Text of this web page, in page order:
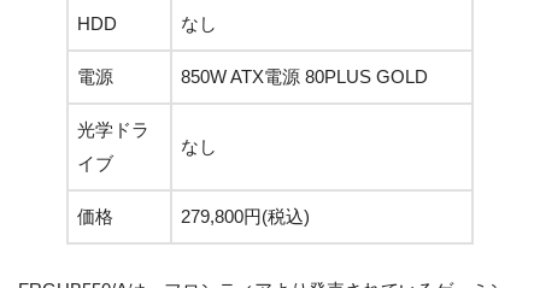
HDD なし
電源 850W ATX電源 80PLUS GOLD
光学ドラ
イブ
なし
価格 279,800円(税込)